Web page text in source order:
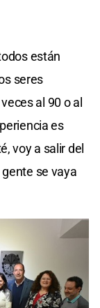
están
seres
al 90 o al
es
voy a salir del
se vaya